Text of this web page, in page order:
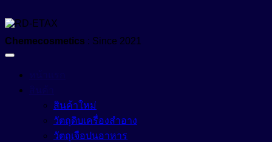
Chemecosmetics : Since 2021
สินค้าใหม่
วัตถุดิบเครื่องสำอาง
วัตถุเจือปนอาหาร